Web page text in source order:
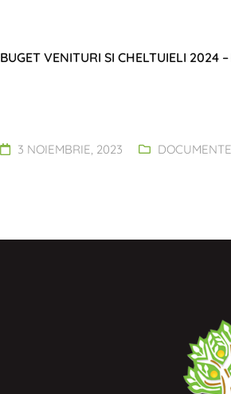
BUGET VENITURI SI CHELTUIELI 2024
3 NOIEMBRIE, 2023